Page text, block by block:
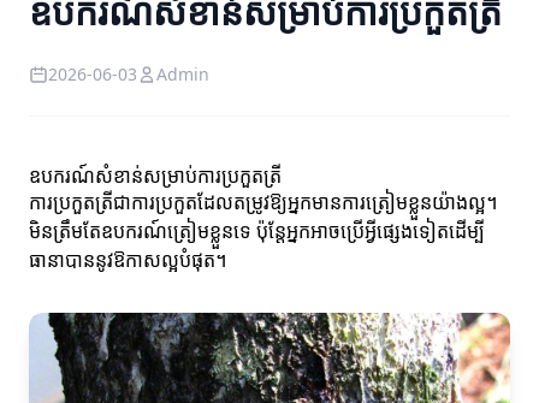
ឧបករណ៍សំខាន់សម្រាប់ការប្រកួតត្រី
2026-06-03 Admin
ឧបករណ៍សំខាន់សម្រាប់ការប្រកួតត្រី
ការប្រកួតត្រីជាការប្រកួតដែលតម្រូវឱ្យអ្នកមានការត្រៀមខ្លួនយ៉ាងល្អ។
មិនត្រឹមតែឧបករណ៍ត្រៀមខ្លួនទេ ប៉ុន្តែអ្នកអាចប្រើអ្វីផ្សេងទៀតដើម្បី
ធានាបាននូវឱកាសល្អបំផុត។